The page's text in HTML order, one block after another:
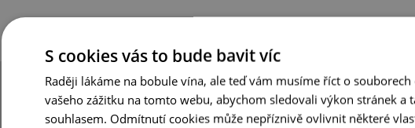
S cookies vás to bude bavit víc
Raději lákáme na bobule vína, ale teď vám musíme říct o
vašeho zážitku na tomto webu, abychom sledovali výkon stránek a
souhlasem. Odmítnutí cookies může nepříznivě ovlivnit některé